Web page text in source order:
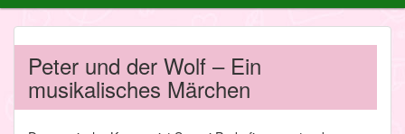
Peter und der Wolf – Ein
musikalisches Märchen